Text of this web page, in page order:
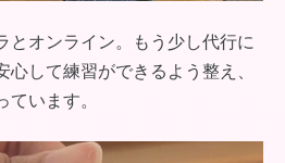
とオンライン。もう少し代行に
心して練習ができるよう整え、
います。